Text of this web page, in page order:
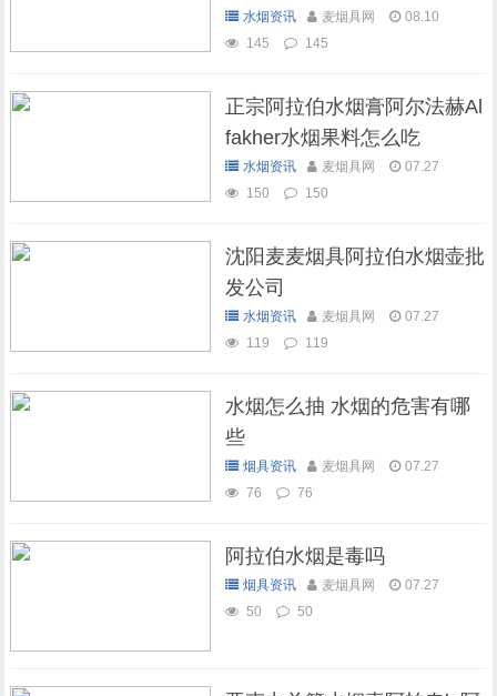
可以抽水烟
水烟资讯 麦烟具网
08.10
145
145
正宗阿拉伯水烟膏阿尔法赫Al
fakher水烟果料怎么吃
水烟资讯 麦烟具网
07.27
150
150
沈阳麦麦烟具阿拉伯水烟壶批
发公司
水烟资讯 麦烟具网
07.27
119
119
水烟怎么抽 水烟的危害有哪
些
烟具资讯 麦烟具网
07.27
76
76
阿拉伯水烟是毒吗
烟具资讯 麦烟具网
07.27
50
50